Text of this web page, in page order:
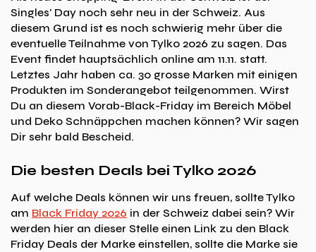
Singles' Day noch sehr neu in der Schweiz. Aus
diesem Grund ist es noch schwierig mehr über die
eventuelle Teilnahme von Tylko 2026 zu sagen. Das
Event findet hauptsächlich online am 11.11. statt.
Letztes Jahr haben ca. 30 grosse Marken mit einigen
Produkten im Sonderangebot teilgenommen. Wirst
Du an diesem Vorab-Black-Friday im Bereich Möbel
und Deko Schnäppchen machen können? Wir sagen
Dir sehr bald Bescheid.
Die besten Deals bei Tylko 2026
Auf welche Deals können wir uns freuen, sollte Tylko
am Black Friday 2026 in der Schweiz dabei sein? Wir
werden hier an dieser Stelle einen Link zu den Black
Friday Deals der Marke einstellen, sollte die Marke sie